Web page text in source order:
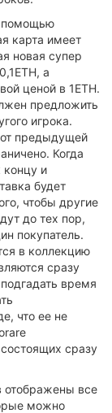
помощью
карта имеет
новая супер
а
ценой в 1ETH.
предложить
игрока.
предыдущей
Когда
концу и
будет
чтобы другие
до тех пор,
покупатель.
в коллекцию
сразу
время
что ее не
сразу
отображены все
можно